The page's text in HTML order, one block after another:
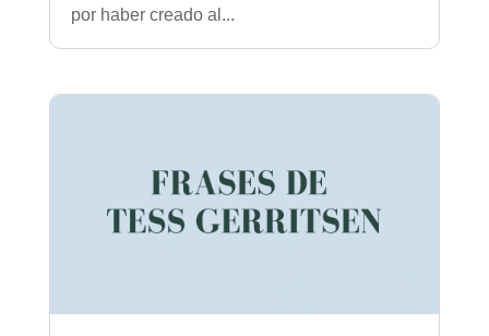
por haber creado al...